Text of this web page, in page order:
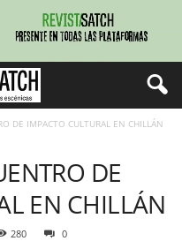
DE IMPACTO CULTURAL EN CHILLÁN
DE
EN CHILLÁN
280 0